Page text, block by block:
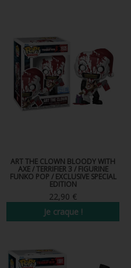
ART THE CLOWN BLOODY WITH
AXE / TERRIFIER 3 / FIGURINE
FUNKO POP / EXCLUSIVE SPECIAL
EDITION
22,90 €
Je craque !